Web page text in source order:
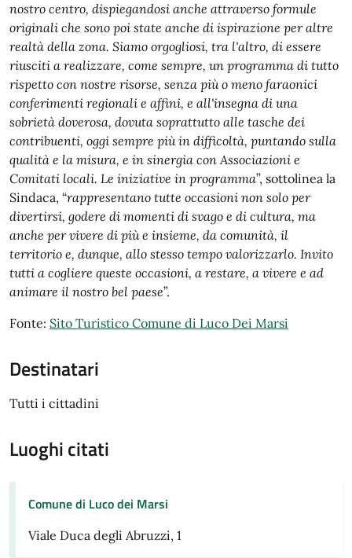
nostro centro, dispiegandosi anche attraverso formule
originali che sono poi state anche di ispirazione per altre
realtà della zona. Siamo orgogliosi, tra l'altro, di essere
riusciti a realizzare, come sempre, un programma di tutto
rispetto con nostre risorse, senza più o meno faraonici
conferimenti regionali e affini, e all'insegna di una
sobrietà doverosa, dovuta soprattutto alle tasche dei
contribuenti, oggi sempre più in difficoltà, puntando sulla
qualità e la misura, e in sinergia con Associazioni e
Comitati locali. Le iniziative in programma”, sottolinea la
Sindaca, “rappresentano tutte occasioni non solo per
divertirsi, godere di momenti di svago e di cultura, ma
anche per vivere di più e insieme, da comunità, il
territorio e, dunque, allo stesso tempo valorizzarlo. Invito
tutti a cogliere queste occasioni, a restare, a vivere e ad
animare il nostro bel paese”.
Fonte: Sito Turistico Comune di Luco Dei Marsi
Destinatari
Tutti i cittadini
Luoghi citati
Comune di Luco dei Marsi
Viale Duca degli Abruzzi, 1